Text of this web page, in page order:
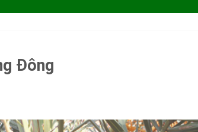
Đông